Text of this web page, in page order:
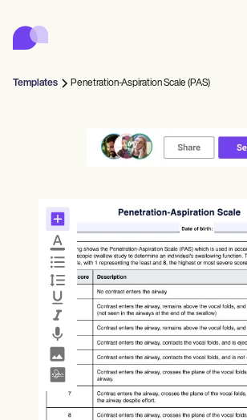
Product
การจัดตารางเวลา
บันทึกสุขภาพ
แบบฟอร์มออนไลน์
การจัดการฝึก
Community
ผู้ฝึกฝนคนเดียว
ผู้ปฏิบัติงานใหม่
นักพยาธิวิทยาภาษา
หมอไคโรแพรคเตอร์
ผู้เชี่ยวชาญด้านสุขภาพจิต
นักสังคมสงเคราะห์
นักโภชนาการและนักโภชนาการ
นักกายภาพบำบัด
Automatic reminders
ข้อความ
Client messaging
SMS and email
Telehealth video
In session notes
AI Scribe
Clinical notes
เสร็จสิ้น
ePrescribe
NEW
Treatment plans
เรียกเก็บเงิน
Invoicing and payments
Insurance claims
การจัดการสถานพยาบาล
การปฏิบัติตามข้อกำหนดและความปล
Carepatron AI
ดูเวิร์กโฟลว์ทั้งหมด
Counselors
Mental health
Psychologists
Therapists
Medical
Dentists
Nurse practitioners
Nurses
Physicians
Psychiatrists
Allied
Dietitians
Nutritionists
Occupational therapists
Physical therapists
Social workers
Speech therapists
Wellness
Acupuncturists
Chiropractors
Health coaches
Life coaches
Massage therapists
Personal trainers
Get started for free
Book a demo
เข้าสู่ระบบ
Templates Penetration-Aspiration Scale (PAS)